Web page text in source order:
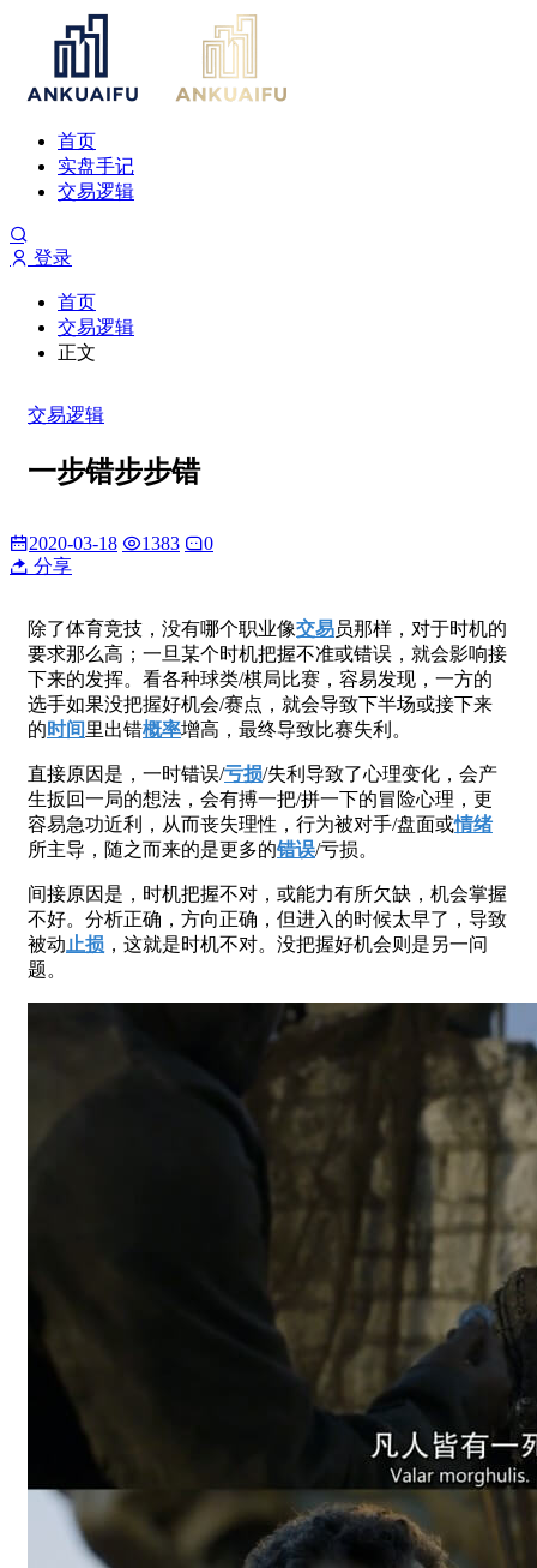
首页
实盘手记
交易逻辑
登录
首页
交易逻辑
正文
交易逻辑
一步错步步错
2020-03-18 1383
0
分享
除了体育竞技，没有哪个职业像交易员那样，对于时机的
要求那么高；一旦某个时机把握不准或错误，就会影响接
下来的发挥。看各种球类/棋局比赛，容易发现，一方的
选手如果没把握好机会/赛点，就会导致下半场或接下来
的 时间里出错概率增高，最终导致比赛失利。
直接原因是，一时错误/亏损/失利导致了心理变化，会产
生扳回一局的想法，会有搏一把/拼一下的冒险心理，更
容易急功近利，从而丧失理性，行为被对手/盘面或情绪
所主导，随之而来的是更多的错误/亏损。
间接原因是，时机把握不对，或能力有所欠缺，机会掌握
不好。分析正确，方向正确，但进入的时候太早了，导致
被动 止损 ，这就是时机不对。没把握好机会则是另一问
题。